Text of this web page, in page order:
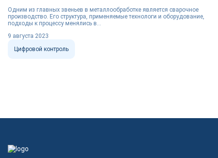
Одним из главных звеньев в металлообработке является сварочное
производство. Его структура, применяемые технологи и оборудование,
подходы к процессу менялись в...
Цифровой контроль
9 августа 2023